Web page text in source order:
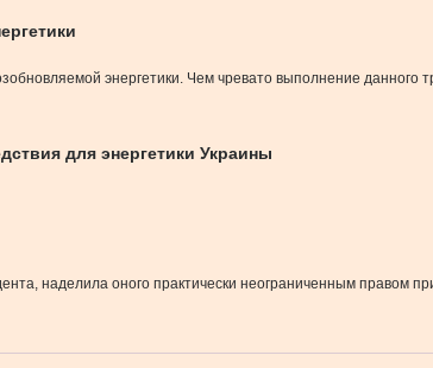
энергетики. Чем чревато выполнение данного
для энергетики Украины
наделила оного практически неограниченным правом